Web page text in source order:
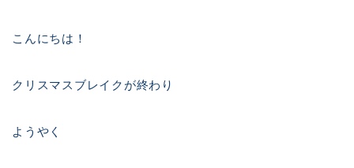
こんにちは！
クリスマスブレイクが終わり
ようやく